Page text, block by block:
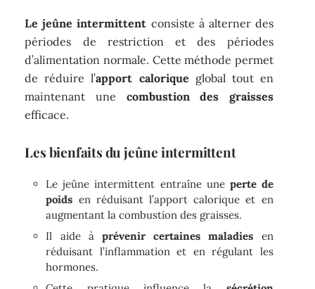
Le jeûne intermittent consiste à alterner des
périodes de restriction et des périodes
d’alimentation normale. Cette méthode permet
de réduire l’apport calorique global tout en
maintenant une combustion des graisses
efficace.
Les bienfaits du jeûne intermittent
Le jeûne intermittent entraîne une perte de
poids en réduisant l’apport calorique et en
augmentant la combustion des graisses.
Il aide à prévenir certaines maladies en
réduisant l’inflammation et en régulant les
hormones.